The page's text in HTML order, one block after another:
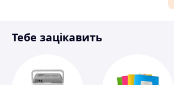
Спорт і відпочинок
Тебе зацікавить